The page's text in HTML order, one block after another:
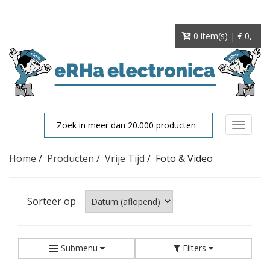
0 item(s) | € 0,-
Toggle
Home / Producten / Vrije Tijd / Foto & Video
Sorteer op
Submenu Filters